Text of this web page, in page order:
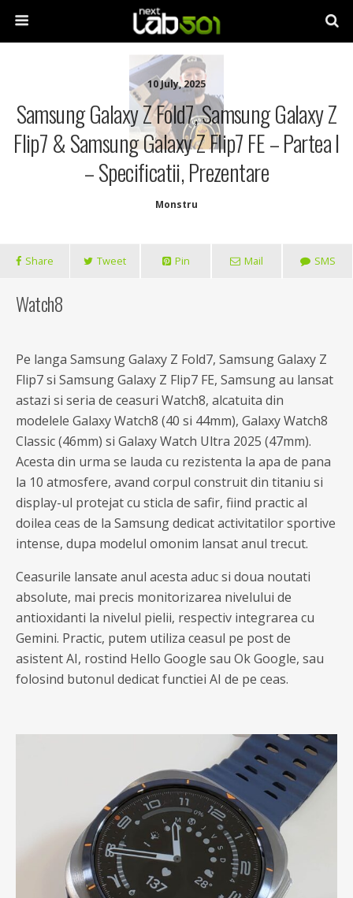
10 July, 2025
Samsung Galaxy Z Fold7, Samsung Galaxy Z
Flip7 & Samsung Galaxy Z Flip7 FE – Partea I
– Specificatii, Prezentare
Monstru
Share Tweet Pin Mail SMS
Watch8
Pe langa Samsung Galaxy Z Fold7, Samsung Galaxy Z
Flip7 si Samsung Galaxy Z Flip7 FE, Samsung au lansat
astazi si seria de ceasuri Watch8, alcatuita din
modelele Galaxy Watch8 (40 si 44mm), Galaxy Watch8
Classic (46mm) si Galaxy Watch Ultra 2025 (47mm).
Acesta din urma se lauda cu rezistenta la apa de pana
la 10 atmosfere, avand corpul construit din titaniu si
display-ul protejat cu sticla de safir, fiind practic al
doilea ceas de la Samsung dedicat activitatilor sportive
intense, dupa modelul omonim lansat anul trecut.
Ceasurile lansate anul acesta aduc si doua noutati
absolute, mai precis monitorizarea nivelului de
antioxidanti la nivelul pielii, respectiv integrarea cu
Gemini. Practic, putem utiliza ceasul pe post de
asistent AI, rostind Hello Google sau Ok Google, sau
folosind butonul dedicat functiei AI de pe ceas.